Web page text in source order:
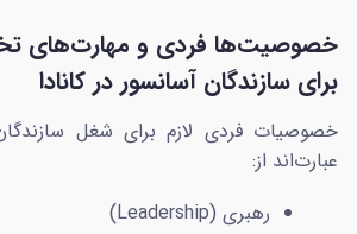
هزینه درخواست برای همسر
هزینه درخواست برای اقامت دائم 575
هزینه درخواست برای اقامت دائم همسر
خصوصیت‌ها فردی و مهارت‌های
برای سازندگان آسانسور در کانادا
خصوصیات فردی لازم برای شغل سازندگان
عبارت‌اند از:
رهبری (Leadership)